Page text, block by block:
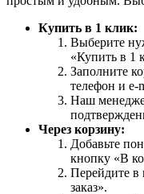
Купить в 1 клик:
Выберите
«Купить в 1
Заполните
телефон и e-
Наш
Через корзину:
Добавьте
кнопку «В
Перейдите
заказ».